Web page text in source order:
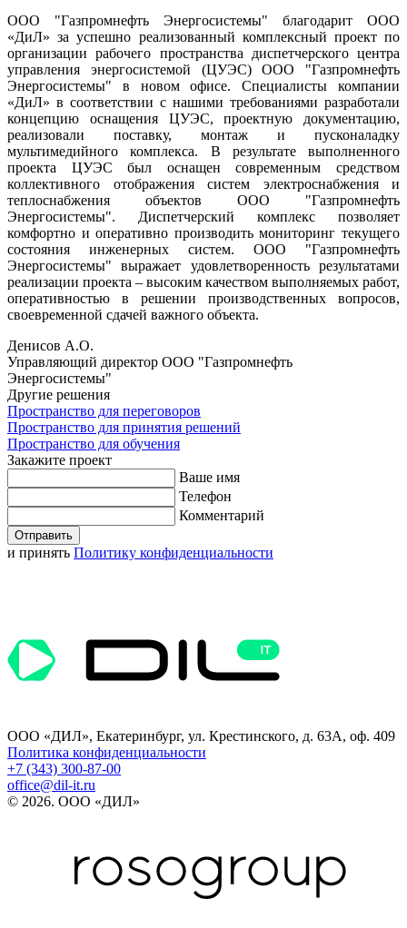
ООО "Газпромнефть Энергосистемы" благодарит ООО
«ДиЛ» за успешно реализованный комплексный проект по
организации рабочего пространства диспетчерского центра
управления энергосистемой (ЦУЭС) ООО "Газпромнефть
Энергосистемы" в новом офисе. Специалисты компании
«ДиЛ» в соответствии с нашими требованиями разработали
концепцию оснащения ЦУЭС, проектную документацию,
реализовали поставку, монтаж и пусконаладку
мультимедийного комплекса. В результате выполненного
проекта ЦУЭС был оснащен современным средством
коллективного отображения систем электроснабжения и
теплоснабжения объектов ООО "Газпромнефть
Энергосистемы". Диспетчерский комплекс позволяет
комфортно и оперативно производить мониторинг текущего
состояния инженерных систем. ООО "Газпромнефть
Энергосистемы" выражает удовлетворенность результатами
реализации проекта – высоким качеством выполняемых работ,
оперативностью в решении производственных вопросов,
своевременной сдачей важного объекта.
Денисов А.О.
Управляющий директор ООО "Газпромнефть
Энергосистемы"
Другие решения
Пространство для переговоров
Пространство для принятия решений
Пространство для обучения
Закажите проект
Ваше имя
Телефон
Комментарий
Отправить
и принять Политику конфиденциальности
ООО «ДИЛ», Екатеринбург, ул. Крестинского, д. 63А, оф. 409
Политика конфиденциальности
+7 (343) 300-87-00
office@dil-it.ru
© 2026. ООО «ДИЛ»